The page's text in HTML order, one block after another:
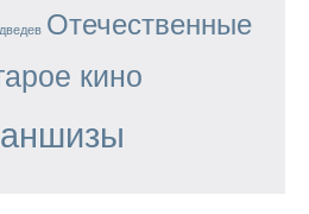
Отечественные
кино